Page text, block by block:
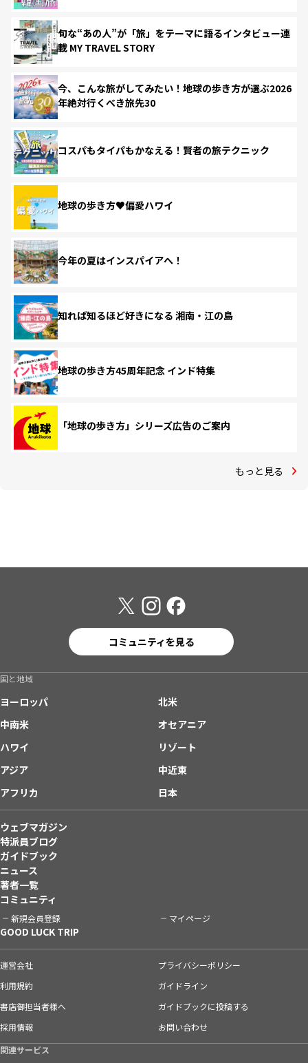
旬な“あの人”が「旅」をテーマに語るインタビュー連
載 MY TRAVEL STORY
今、こんな旅がしてみたい！地球の歩き方が選ぶ2026
年絶対行くべき旅先30
コスパもタイパもかなえる！賢者の旅テクニック
地球の歩き方♥偏愛ハワイ
今年の夏はインスパイアへ！
知れば知るほど好きになる 湘南・江の島
地球の歩き方45周年記念 インド特集
「地球の歩き方」シリーズ広告のご案内
もっと見る
コミュニティを見る
国と地域
ヨーロッパ
北米
中南米
オセアニア
ハワイ
リゾート
アジア
中近東
アフリカ
日本
ウェブマガジン
特派員ブログ
ガイドブック
ニュース
著者一覧
コミュニティ
新規会員登録 マイページ
GOOD LUCK TRIP
運営会社
プライバシーポリシー
利用規約
ガイドライン
書店御担当者様へ
ガイドブックに投稿する
採用情報
お問い合わせ
関連サービス